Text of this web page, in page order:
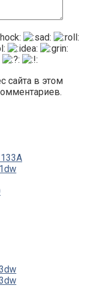
сайта в этом